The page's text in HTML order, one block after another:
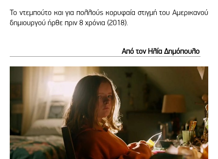
Το ντεμπούτο και για πολλούς κορυφαία στιγμή του Αμερικανού
δημιουργού ήρθε πριν 8 χρόνια (2018).
Από τον Ηλία Δημόπουλο